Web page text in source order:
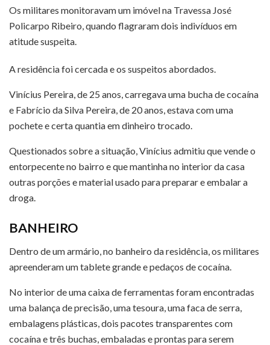
Os militares monitoravam um imóvel na Travessa José
Policarpo Ribeiro, quando flagraram dois indivíduos em
atitude suspeita.
A residência foi cercada e os suspeitos abordados.
Vinícius Pereira, de 25 anos, carregava uma bucha de cocaína
e Fabrício da Silva Pereira, de 20 anos, estava com uma
pochete e certa quantia em dinheiro trocado.
Questionados sobre a situação, Vinícius admitiu que vende o
entorpecente no bairro e que mantinha no interior da casa
outras porções e material usado para preparar e embalar a
droga.
BANHEIRO
Dentro de um armário, no banheiro da residência, os militares
apreenderam um tablete grande e pedaços de cocaína.
No interior de uma caixa de ferramentas foram encontradas
uma balança de precisão, uma tesoura, uma faca de serra,
embalagens plásticas, dois pacotes transparentes com
cocaína e três buchas, embaladas e prontas para serem